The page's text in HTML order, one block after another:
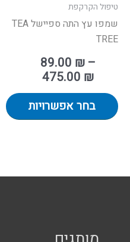
טיפול הקרקפת
שמפו עץ התה ספיישל TEA
TREE
89.00 ₪–
475.00 ₪
בחר אפשרויות